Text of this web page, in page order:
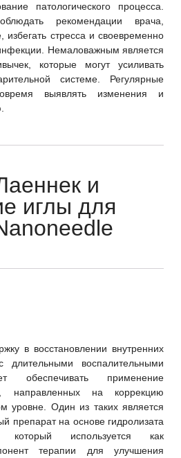
патологического процесса.
рекомендации врача,
избегать стресса и своевременно
Немаловажным является
которые могут усиливать
системе. Регулярные
выявлять изменения и
и
иглы для
в восстановлении внутренних
воспалительными
обеспечивать применение
направленных на коррекцию
уровне. Один из таких является
препарат на основе гидролизата
который используется как
терапии для улучшения